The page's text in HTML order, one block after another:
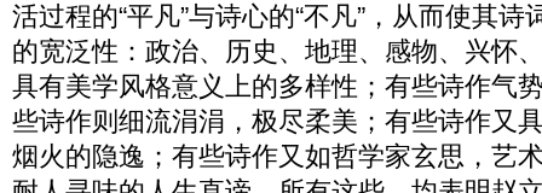
活过程的“平凡”与诗心的“不凡”，从而使其
的宽泛性：政治、历史、地理、感物、兴怀
具有美学风格意义上的多样性；有些诗作气
些诗作则细流涓涓，极尽柔美；有些诗作又
烟火的隐逸；有些诗作又如哲学家玄思，艺